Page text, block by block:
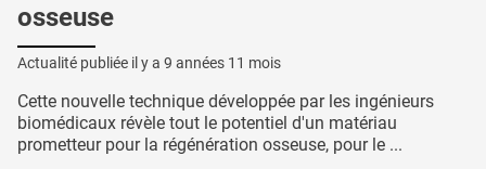
osseuse
Actualité publiée il y a 9 années 11 mois
Cette nouvelle technique développée par les ingénieurs
biomédicaux révèle tout le potentiel d'un matériau
prometteur pour la régénération osseuse, pour le ...